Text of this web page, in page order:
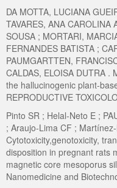
DA MOTTA, LUCIANA
TAVARES, ANA
SOUSA ; MORTARI,
FERNANDES BATISTA ;
PAUMGARTTEN,
CALDAS, ELOISA DUTRA
the hallucinogenic plant-
REPRODUCTIVE
Pinto SR ; Helal-Neto E ;
; Araujo-Lima CF ;
Cytotoxicity,genotoxicity,
disposition in pregnant rats
magnetic core mesoporus
Nanomedicine and